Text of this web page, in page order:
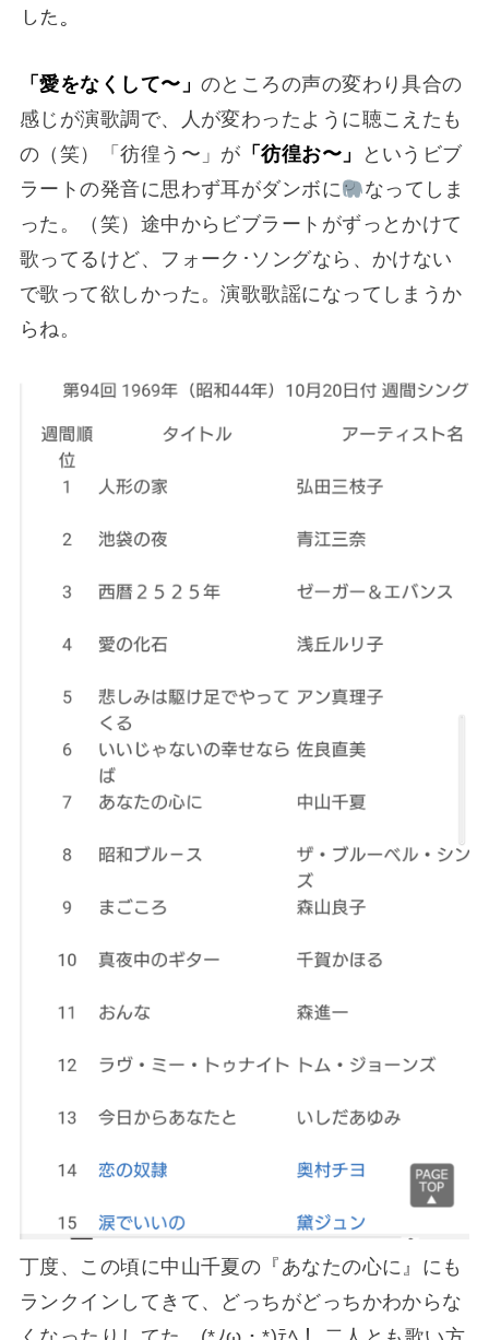
した。
「愛をなくして〜」 のところの声の変わり具合の
感じが演歌調で、人が変わったように聴こえたも
の（笑）「彷徨う〜」が 「彷徨お〜」
というビブ
ラートの発音に思わず耳がダンボに
なってしま
った。（笑）途中からビブラートがずっとかけて
歌ってるけど、フォーク･ソングなら、かけない
で歌って欲しかった。演歌歌謡になってしまうか
らね。
丁度、この頃に中山千夏の『あなたの心に』にも
ランクインしてきて、どっちがどっちかわからな